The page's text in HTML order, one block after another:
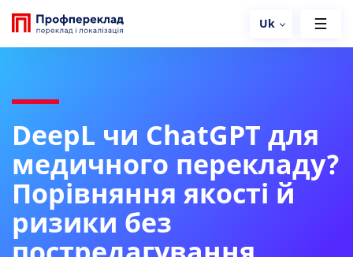
Uk
DeepL чи ChatGPT для
медичного перекладу?
Порівняння якості й
ризики без